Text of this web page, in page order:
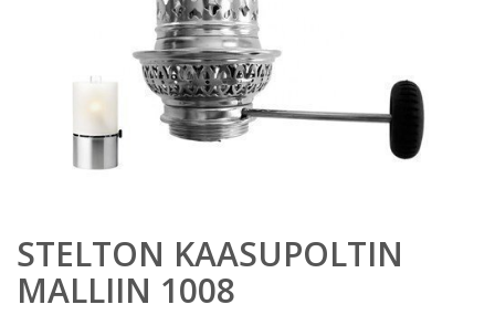
STELTON KAASUPOLTIN
MALLIIN 1008